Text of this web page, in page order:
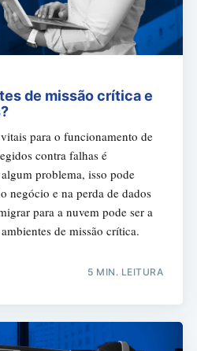
de missão crítica e
para o funcionamento de
contra falhas é
problema, isso pode
negócio e na perda de dados
para a nuvem pode ser a
de missão crítica.
5 MIN. LEITURA